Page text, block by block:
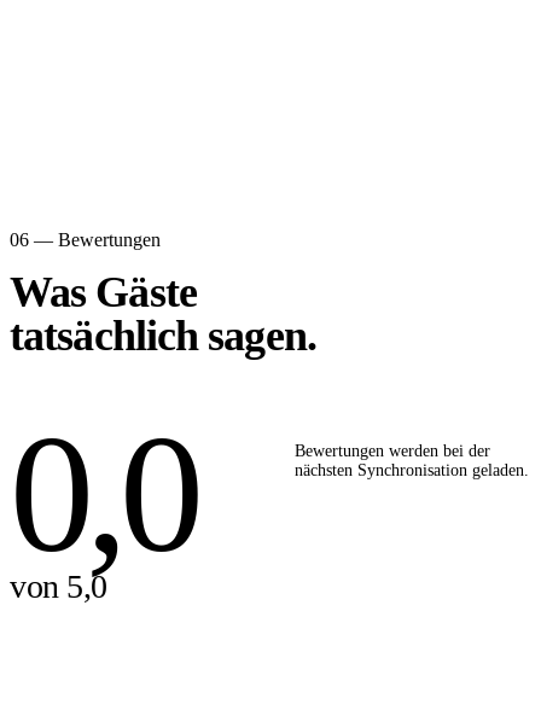
06 — Bewertungen
Was Gäste
tatsächlich sagen.
0,0
von 5,0
Bewertungen werden bei der
nächsten Synchronisation geladen.